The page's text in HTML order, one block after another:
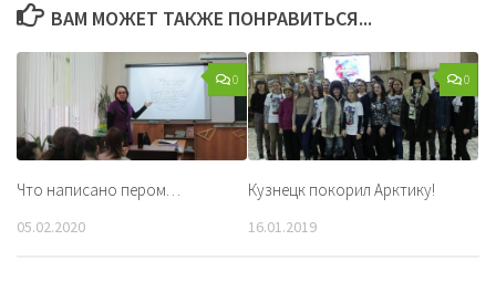
ВАМ МОЖЕТ ТАКЖЕ ПОНРАВИТЬСЯ...
0
Что написано пером…
05.02.2020
0
Кузнецк покорил Арктику!
16.01.2019